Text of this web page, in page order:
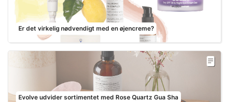
Er det virkelig nødvendigt med en øjencreme?
Evolve udvider sortimentet med Rose Quartz Gua Sha